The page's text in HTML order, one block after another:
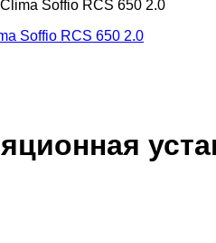
Soffio RCS 650 2.0